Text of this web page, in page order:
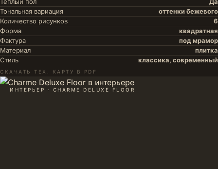
Тональная вариация
оттенки бежевого
Количество рисунков
6
Форма
квадратная
Фактура
под мрамор
Материал
плитка
Стиль
классика, современный
СКАЧАТЬ ТЕХ. КАРТУ В PDF
ИНТЕРЬЕР · CHARME DELUXE FLOOR